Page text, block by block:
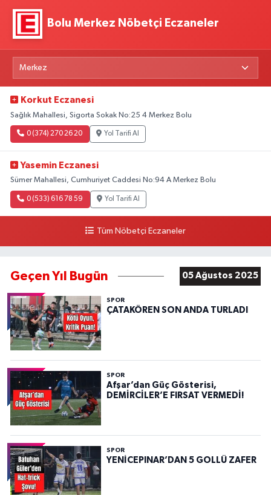
Bolu Merkez Nöbetçi Eczaneler
Korkut Eczanesi
Sağlık Mahallesi, Sigorta Sokak No:25 4 Merkez Bolu
0 (374) 270 26 20 Yol Tarifi Al
Yasemin Eczanesi
Sümer Mahallesi, Cumhuriyet Caddesi No:94 A Merkez Bolu
0 (533) 616 78 59 Yol Tarifi Al
Tüm Nöbetçi Eczaneler
Geçen Yıl Bugün 05 Ağustos 2025
SPOR
ÇATAKÖREN SON ANDA TURLADI
SPOR
Afşar’dan Güç Gösterisi,
DEMİRCİLER’E FIRSAT VERMEDİ!
SPOR
YENİCEPINAR’DAN 5 GOLLÜ ZAFER